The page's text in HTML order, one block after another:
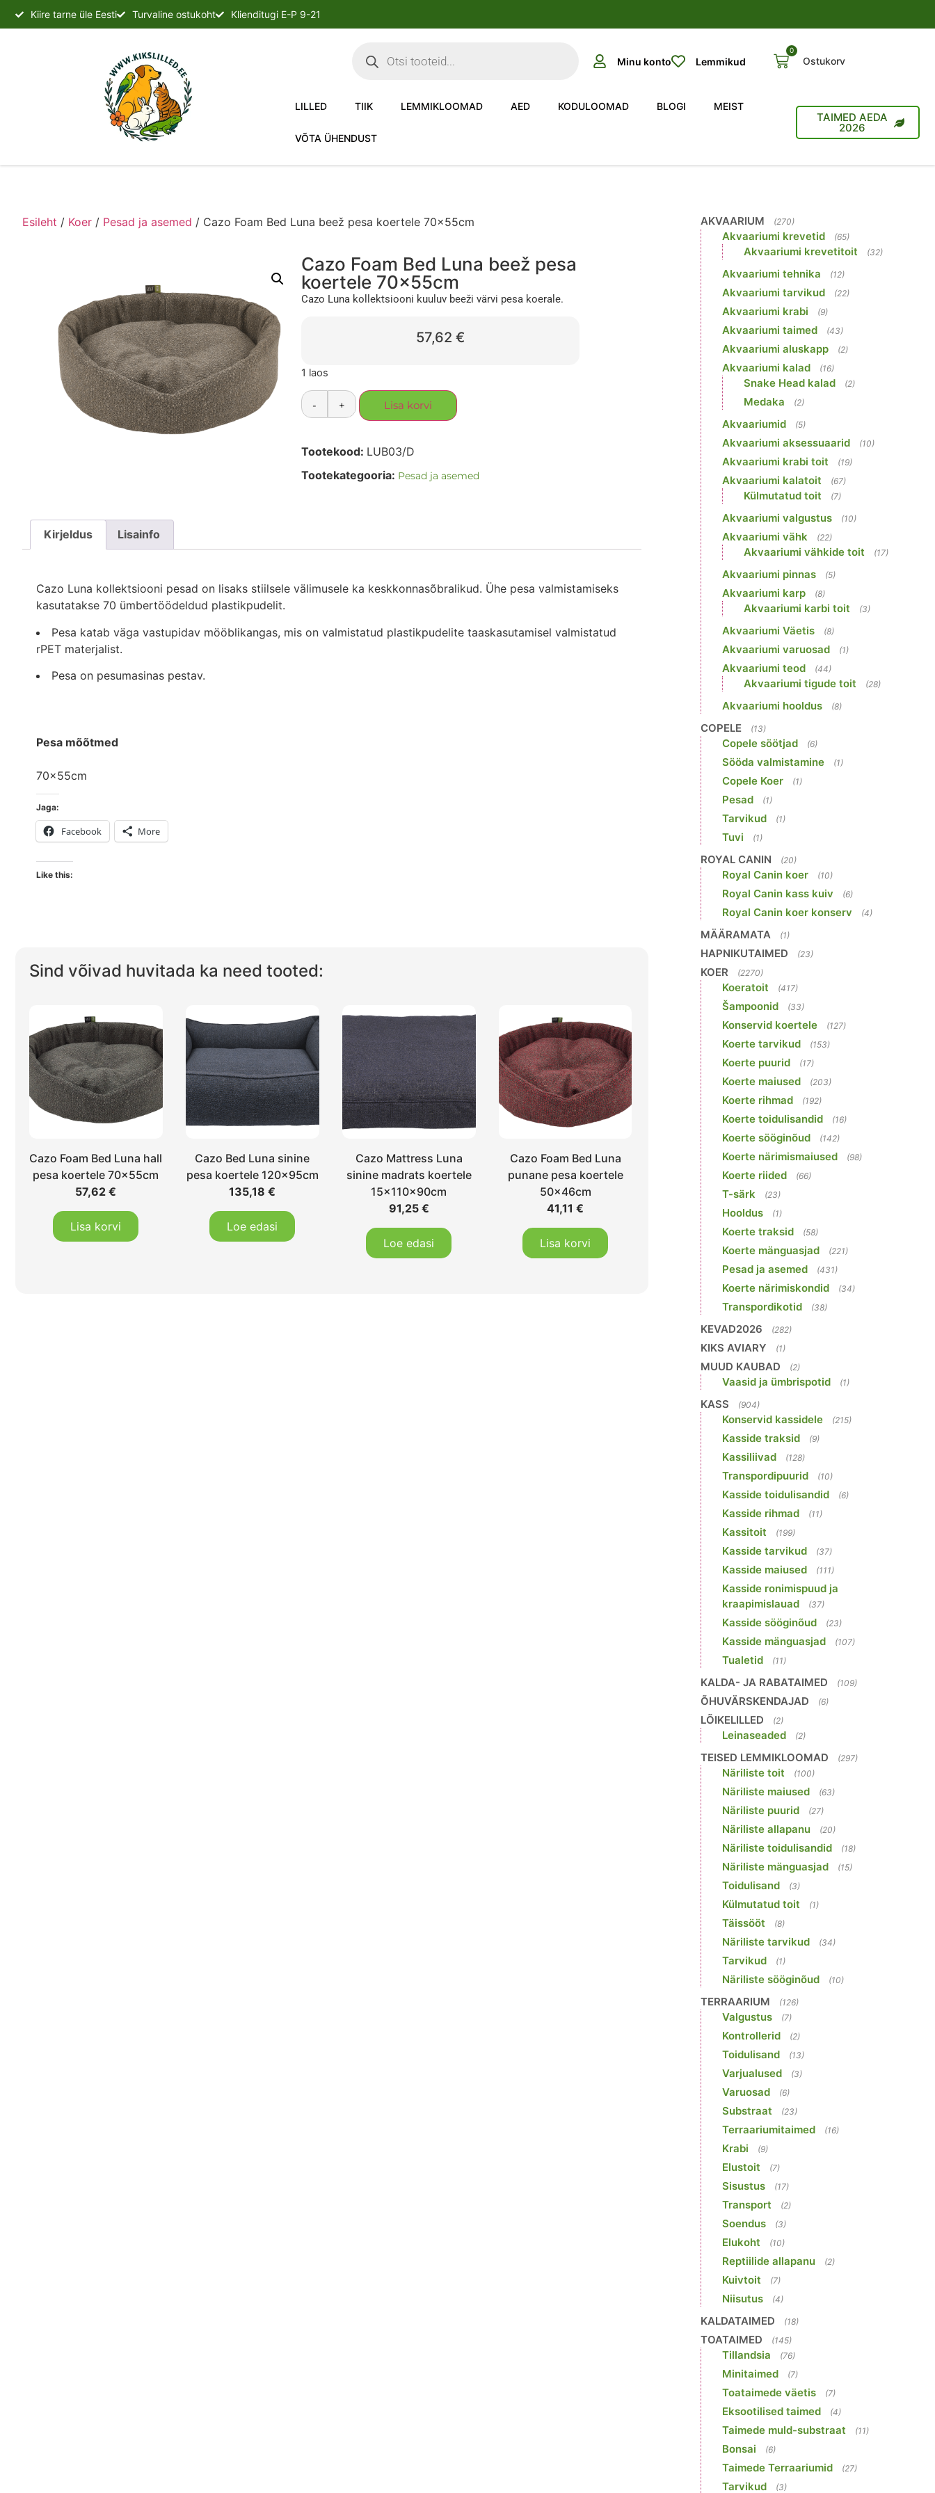
Kiire tarne üle Eesti Turvaline ostukoht Klienditugi E-P 9-21
Minu konto Lemmikud
0
Ostukorv
LILLED TIIK LEMMIKLOOMAD AED KODULOOMAD BLOGI MEIST
VÕTA ÜHENDUST
TAIMED AEDA
2026
Esileht / Koer / Pesad ja asemed / Cazo Foam Bed Luna beež pesa koertele 70x55cm
Cazo Foam Bed Luna beež pesa
koertele 70x55cm
Cazo Luna kollektsiooni kuuluv beeži värvi pesa koerale.
57,62 €
1 laos
- + Lisa korvi
Tootekood: LUB03/D
Tootekategooria: Pesad ja asemed
Kirjeldus Lisainfo
Cazo Luna kollektsiooni pesad on lisaks stiilsele välimusele ka keskkonnasõbralikud. Ühe pesa valmistamiseks
kasutatakse 70 ümbertöödeldud plastikpudelit.
Pesa katab väga vastupidav mööblikangas, mis on valmistatud plastikpudelite taaskasutamisel valmistatud
rPET materjalist.
Pesa on pesumasinas pestav.
Pesa mõõtmed
70x55cm
Jaga:
Facebook More
Like this:
Sind võivad huvitada ka need tooted:
Cazo Foam Bed Luna hall
pesa koertele 70x55cm
57,62€
Lisa korvi
Cazo Bed Luna sinine
pesa koertele 120x95cm
135,18€
Loe edasi
Cazo Mattress Luna
sinine madrats koertele
15x110x90cm
91,25 €
Loe edasi
Cazo Foam Bed Luna
punane pesa koertele
50x46cm
41,11€
Lisa korvi
AKVAARIUM (270)
Akvaariumi krevetid (65)
Akvaariumi krevetitoit (32)
Akvaariumi tehnika (12)
Akvaariumi tarvikud (22)
Akvaariumi krabi (9)
Akvaariumi taimed (43)
Akvaariumi aluskapp (2)
Akvaariumi kalad (16)
Snake Head kalad (2)
Medaka (2)
Akvaariumid (5)
Akvaariumi aksessuaarid (10)
Akvaariumi krabi toit (19)
Akvaariumi kalatoit (67)
Külmutatud toit (7)
Akvaariumi valgustus (10)
Akvaariumi vähk (22)
Akvaariumi vähkide toit (17)
Akvaariumi pinnas (5)
Akvaariumi karp (8)
Akvaariumi karbi toit (3)
Akvaariumi Väetis (8)
Akvaariumi varuosad (1)
Akvaariumi teod (44)
Akvaariumi tigude toit (28)
Akvaariumi hooldus (8)
COPELE (13)
Copele söötjad (6)
Sööda valmistamine (1)
Copele Koer (1)
Pesad (1)
Tarvikud (1)
Tuvi (1)
ROYAL CANIN (20)
Royal Canin koer (10)
Royal Canin kass kuiv (6)
Royal Canin koer konserv (4)
MÄÄRAMATA (1)
HAPNIKUTAIMED (23)
KOER (2270)
Koeratoit (417)
Šampoonid (33)
Konservid koertele (127)
Koerte tarvikud (153)
Koerte puurid (17)
Koerte maiused (203)
Koerte rihmad (192)
Koerte toidulisandid (16)
Koerte sööginõud (142)
Koerte närimismaiused (98)
Koerte riided (66)
T-särk (23)
Hooldus (1)
Koerte traksid (58)
Koerte mänguasjad (221)
Pesad ja asemed (431)
Koerte närimiskondid (34)
Transpordikotid (38)
KEVAD2026 (282)
KIKS AVIARY (1)
MUUD KAUBAD (2)
Vaasid ja ümbrispotid (1)
KASS (904)
Konservid kassidele (215)
Kasside traksid (9)
Kassiliivad (128)
Transpordipuurid (10)
Kasside toidulisandid (6)
Kasside rihmad (11)
Kassitoit (199)
Kasside tarvikud (37)
Kasside maiused (111)
Kasside ronimispuud ja
kraapimislauad
(37)
Kasside sööginõud (23)
Kasside mänguasjad (107)
Tualetid (11)
KALDA- JA RABATAIMED (109)
ÕHUVÄRSKENDAJAD (6)
LÕIKELILLED (2)
Leinaseaded (2)
TEISED LEMMIKLOOMAD (297)
Näriliste toit (100)
Näriliste maiused (63)
Näriliste puurid (27)
Näriliste allapanu (20)
Näriliste toidulisandid (18)
Näriliste mänguasjad (15)
Toidulisand (3)
Külmutatud toit (1)
Täissööt (8)
Näriliste tarvikud (34)
Tarvikud (1)
Näriliste sööginõud (10)
TERRAARIUM (126)
Valgustus (7)
Kontrollerid (2)
Toidulisand (13)
Varjualused (3)
Varuosad (6)
Substraat (23)
Terraariumitaimed (16)
Krabi (9)
Elustoit (7)
Sisustus (17)
Transport (2)
Soendus (3)
Elukoht (10)
Reptiilide allapanu (2)
Kuivtoit (7)
Niisutus (4)
KALDATAIMED (18)
TOATAIMED (145)
Tillandsia (76)
Minitaimed (7)
Toataimede väetis (7)
Eksootilised taimed (4)
Taimede muld-substraat (11)
Bonsai (6)
Taimede Terraariumid (27)
Tarvikud (3)